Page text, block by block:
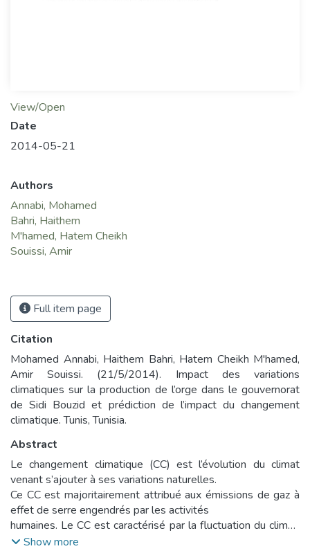
View/Open
Date
2014-05-21
Authors
Annabi, Mohamed
Bahri, Haithem
M'hamed, Hatem Cheikh
Souissi, Amir
Full item page
Citation
Mohamed Annabi, Haithem Bahri, Hatem Cheikh M'hamed,
Amir Souissi. (21/5/2014). Impact des variations
climatiques sur la production de l’orge dans le gouvernorat
de Sidi Bouzid et prédiction de l’impact du changement
climatique. Tunis, Tunisia.
Abstract
Le changement climatique (CC) est l’évolution du climat
venant s’ajouter à ses variations naturelles.
Ce CC est majoritairement attribué aux émissions de gaz à
effet de serre engendrés par les activités
humaines. Le CC est caractérisé par la fluctuation du climat,
essentiellement la température et la
Show more